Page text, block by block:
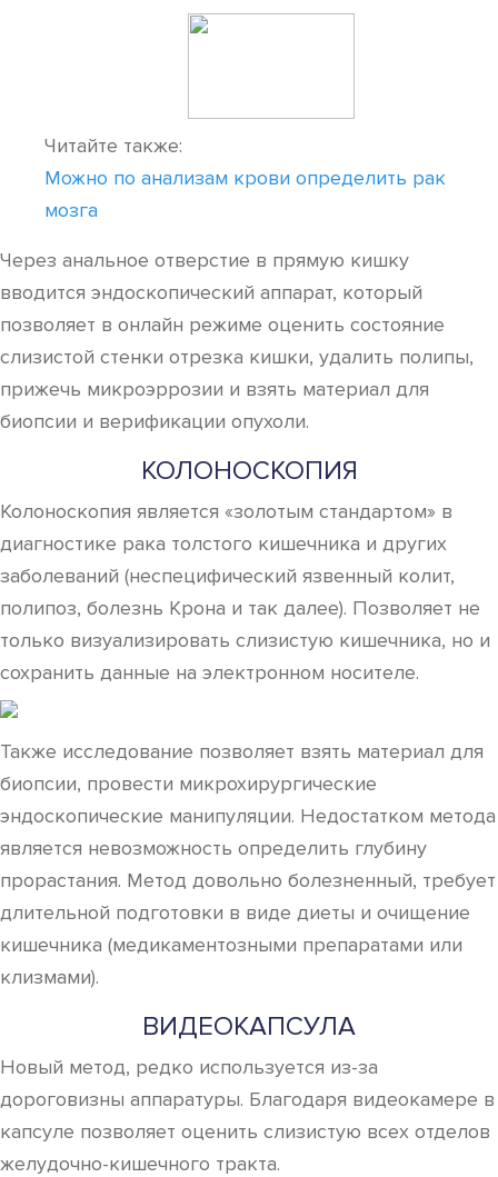
Читайте также:
Можно по анализам крови определить рак
мозга
Через анальное отверстие в прямую кишку
вводится эндоскопический аппарат, который
позволяет в онлайн режиме оценить состояние
слизистой стенки отрезка кишки, удалить полипы,
прижечь микроэррозии и взять материал для
биопсии и верификации опухоли.
КОЛОНОСКОПИЯ
Колоноскопия является «золотым стандартом» в
диагностике рака толстого кишечника и других
заболеваний (неспецифический язвенный колит,
полипоз, болезнь Крона и так далее). Позволяет не
только визуализировать слизистую кишечника, но и
сохранить данные на электронном носителе.
Также исследование позволяет взять материал для
биопсии, провести микрохирургические
эндоскопические манипуляции. Недостатком метода
является невозможность определить глубину
прорастания. Метод довольно болезненный, требует
длительной подготовки в виде диеты и очищение
кишечника (медикаментозными препаратами или
клизмами).
ВИДЕОКАПСУЛА
Новый метод, редко используется из-за
дороговизны аппаратуры. Благодаря видеокамере в
капсуле позволяет оценить слизистую всех отделов
желудочно-кишечного тракта.